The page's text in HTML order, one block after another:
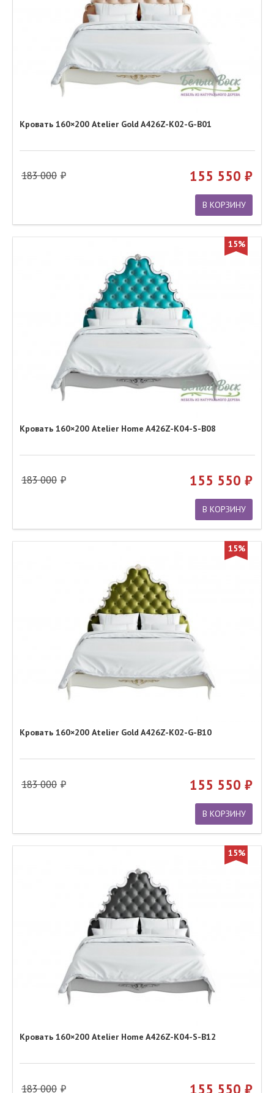
Кровать 160×200 Atelier Gold A426Z-K02-G-B01
183 000 155 550
В КОРЗИНУ
15%
Кровать 160×200 Atelier Home A426Z-K04-S-B08
183 000 155 550
В КОРЗИНУ
15%
Кровать 160×200 Atelier Gold A426Z-K02-G-B10
183 000 155 550
В КОРЗИНУ
15%
Кровать 160×200 Atelier Home A426Z-K04-S-B12
183 000 155 550